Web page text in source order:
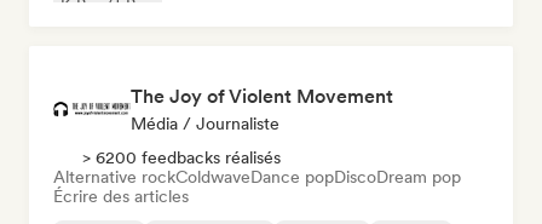
K-Pop/J-Pop
The Joy of Violent Movement
Média / Journaliste
> 6200 feedbacks réalisés
Alternative rockColdwaveDance popDiscoDream pop
Écrire des articles